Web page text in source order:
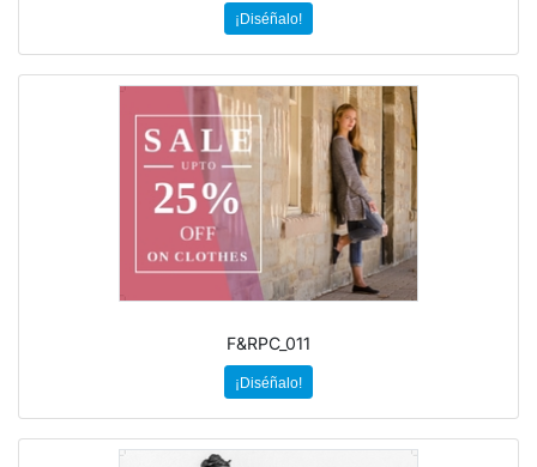
¡Diséñalo!
F&RPC_011
¡Diséñalo!